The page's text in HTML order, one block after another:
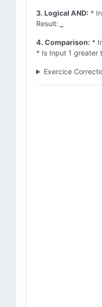
3. Logical AND: *
Result:
4. Comparison: *
* Is Input 1 greater
Exercice